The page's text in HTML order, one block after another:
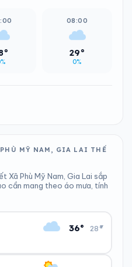
08:00
29°
0%
MỸ NAM, GIA LAI THẾ
Xã Phù Mỹ Nam, Gia Lai sắp
cần mang theo áo mưa, tính
36° 28°
▾